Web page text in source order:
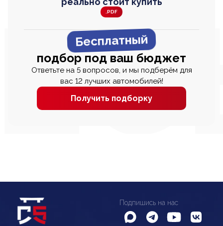
.PDF
Бесплатный
подбор под ваш бюджет
Ответьте на 5 вопросов, и мы подберём для
вас 12 лучших автомобилей!
Получить подборку
Подпишись на нас